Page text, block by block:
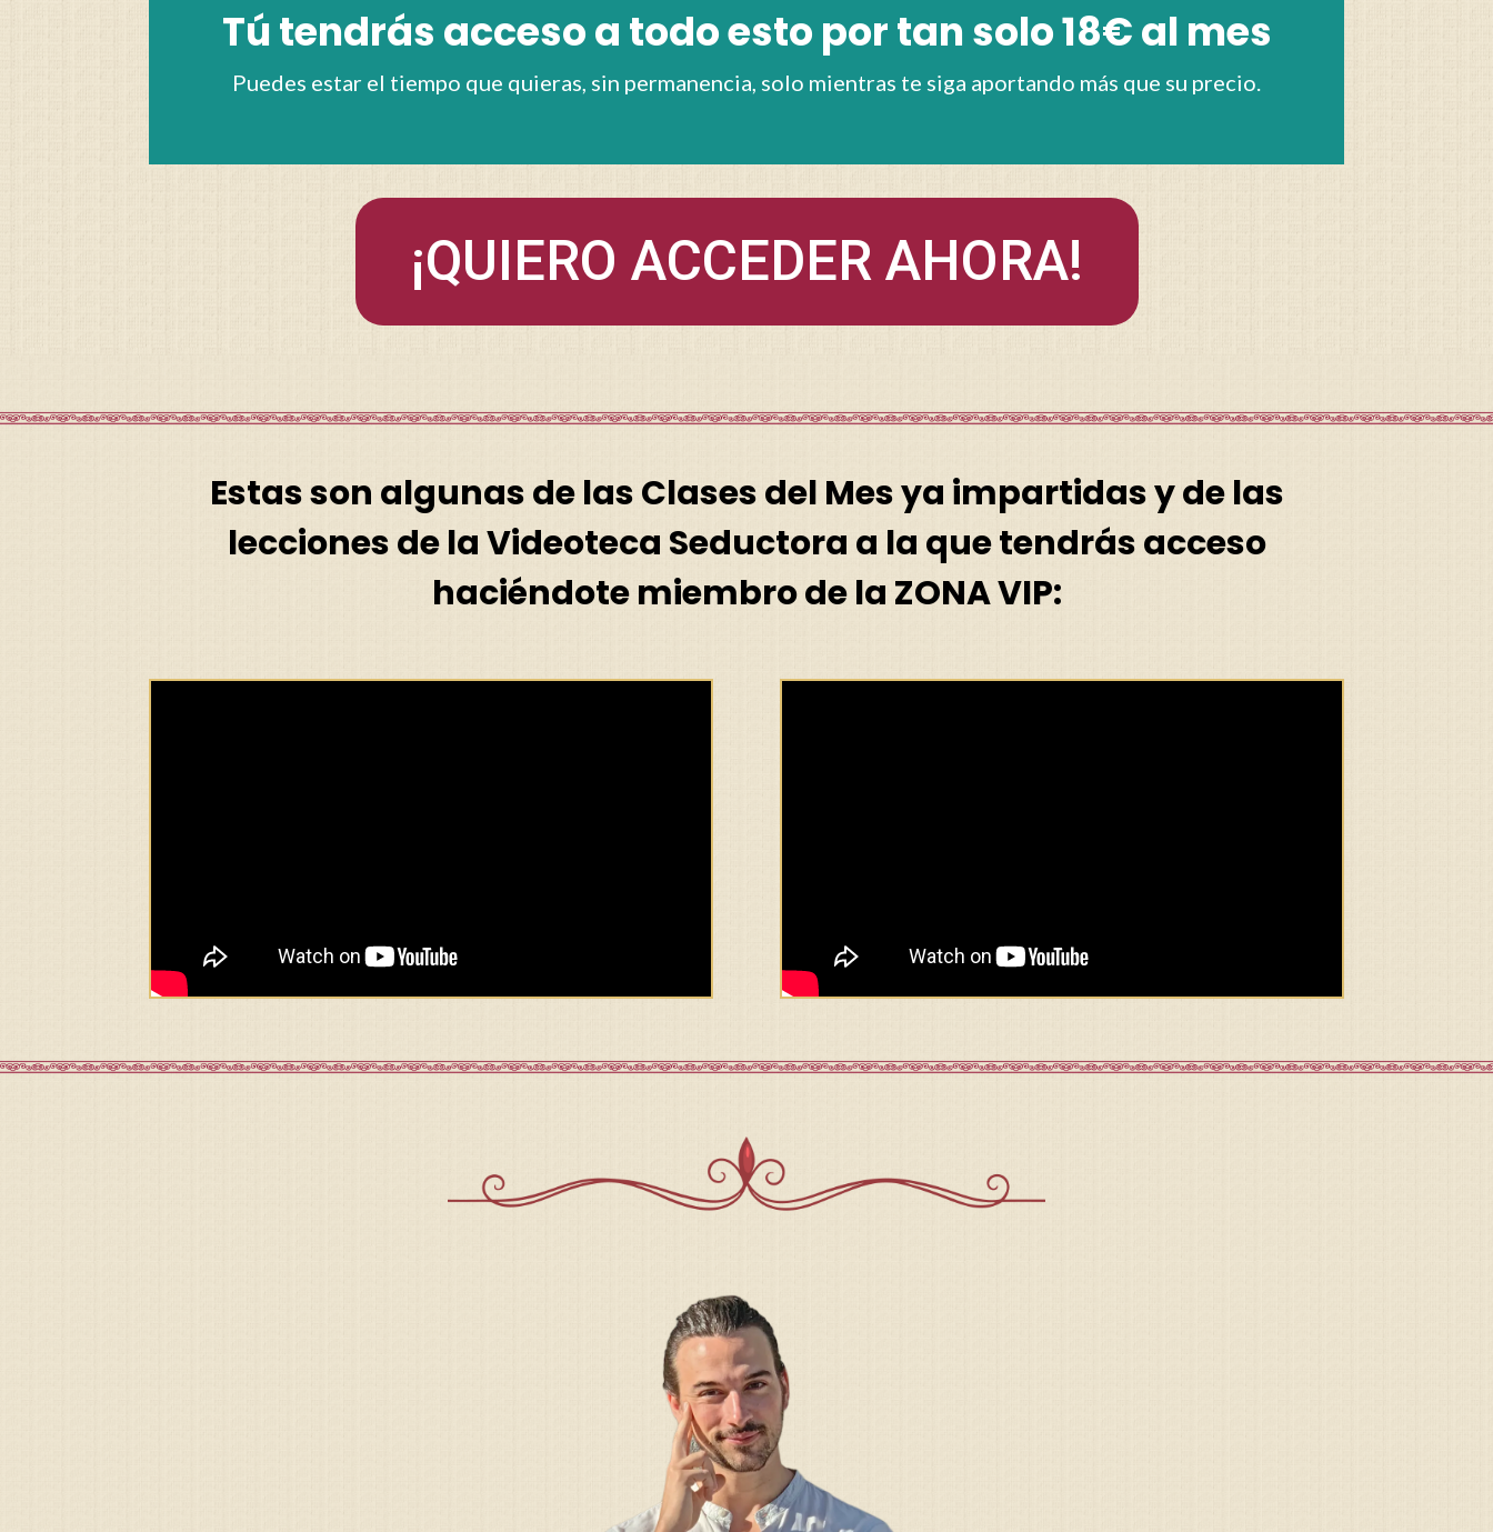
Tú tendrás acceso a todo esto por tan solo 18€ al mes
Puedes estar el tiempo que quieras, sin permanencia, solo mientras te siga aportando más que su precio.
¡QUIERO ACCEDER AHORA!
Estas son algunas de las Clases del Mes ya impartidas y de las
lecciones de la Videoteca Seductora a la que tendrás acceso
haciéndote miembro de la ZONA VIP: